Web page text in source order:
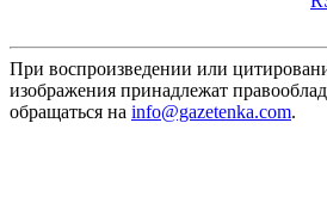
При воспроизведении или
изображения принадлежат
обращаться на info@gazetenka.com.